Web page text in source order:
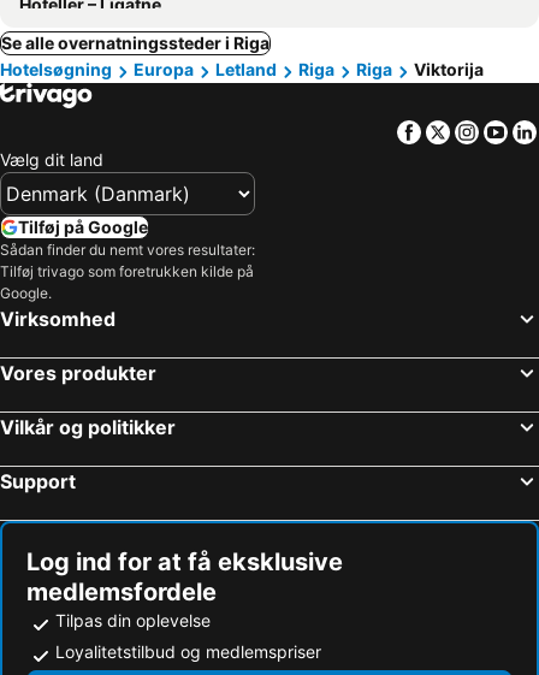
Hoteller – Līgatne
Se alle overnatningssteder i Riga
Hotelsøgning
Europa Letland Riga Riga Viktorija
Facebook
Twitter
Vælg dit land
Tilføj på Google
Sådan finder du nemt vores resultater:
Tilføj trivago som foretrukken kilde på
Google.
Virksomhed
Vores produkter
Vilkår og politikker
Support
Log ind for at få eksklusive
medlemsfordele
Tilpas din oplevelse
Loyalitetstilbud og medlemspriser